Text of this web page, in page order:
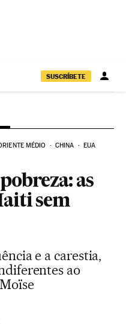
SUSCRÍBETE
MÉDIO CHINA EUA
as
sem
e a carestia,
ao